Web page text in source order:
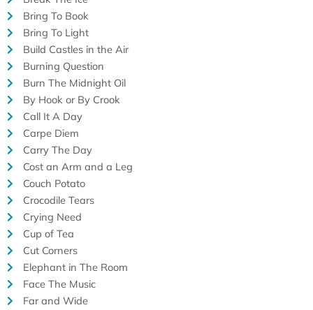
Bring To Book
Bring To Light
Build Castles in the Air
Burning Question
Burn The Midnight Oil
By Hook or By Crook
Call It A Day
Carpe Diem
Carry The Day
Cost an Arm and a Leg
Couch Potato
Crocodile Tears
Crying Need
Cup of Tea
Cut Corners
Elephant in The Room
Face The Music
Far and Wide